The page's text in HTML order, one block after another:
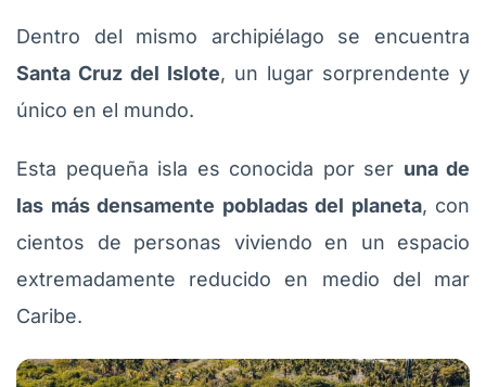
Dentro del mismo archipiélago se encuentra
Santa Cruz del Islote, un lugar sorprendente y
único en el mundo.
Esta pequeña isla es conocida por ser una de
las más densamente pobladas del planeta, con
cientos de personas viviendo en un espacio
extremadamente reducido en medio del mar
Caribe.